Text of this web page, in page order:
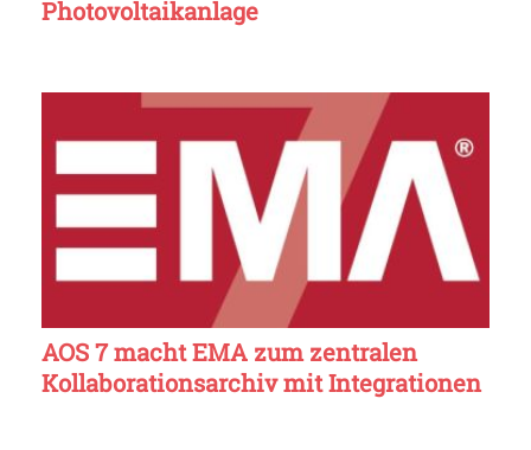
Photovoltaikanlage
AOS 7 macht EMA zum zentralen
Kollaborationsarchiv mit Integrationen